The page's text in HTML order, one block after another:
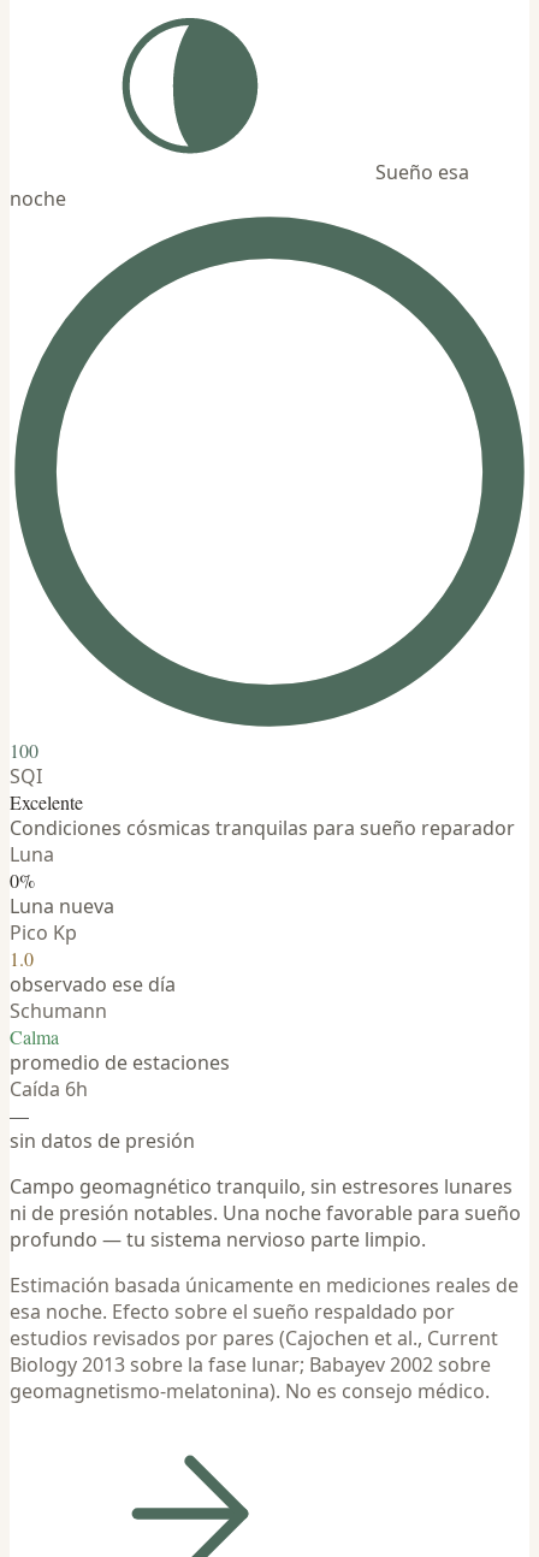
Sueño esa
noche
100
SQI
Excelente
Condiciones cósmicas tranquilas para sueño reparador
Luna
0%
Luna nueva
Pico Kp
1.0
observado ese día
Schumann
Calma
promedio de estaciones
Caída 6h
—
sin datos de presión
Campo geomagnético tranquilo, sin estresores lunares
ni de presión notables. Una noche favorable para sueño
profundo — tu sistema nervioso parte limpio.
Estimación basada únicamente en mediciones reales de
esa noche. Efecto sobre el sueño respaldado por
estudios revisados por pares (Cajochen et al., Current
Biology 2013 sobre la fase lunar; Babayev 2002 sobre
geomagnetismo-melatonina). No es consejo médico.